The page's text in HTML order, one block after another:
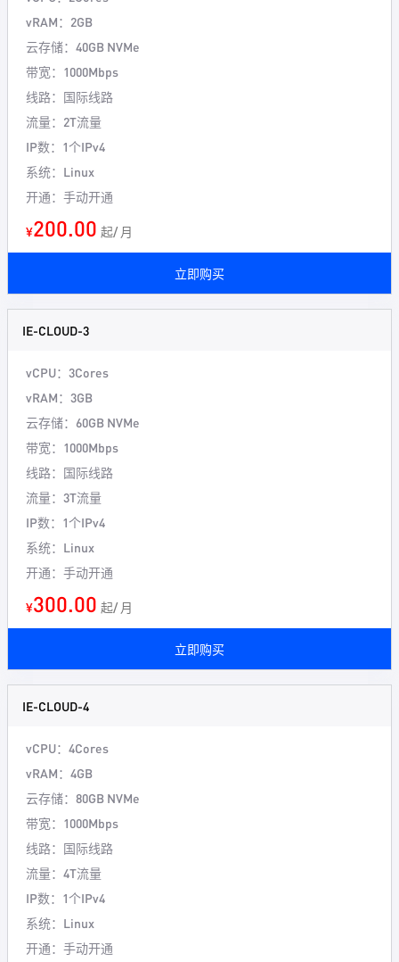
vRAM：2GB
云存储：40GB NVMe
带宽：1000Mbps
线路：国际线路
流量：2T流量
IP数：1个IPv4
系统：Linux
开通：手动开通
¥200.00 起/ 月
立即购买
IE-CLOUD-3
vCPU：3Cores
vRAM：3GB
云存储：60GB NVMe
带宽：1000Mbps
线路：国际线路
流量：3T流量
IP数：1个IPv4
系统：Linux
开通：手动开通
¥300.00 起/ 月
立即购买
IE-CLOUD-4
vCPU：4Cores
vRAM：4GB
云存储：80GB NVMe
带宽：1000Mbps
线路：国际线路
流量：4T流量
IP数：1个IPv4
系统：Linux
开通：手动开通